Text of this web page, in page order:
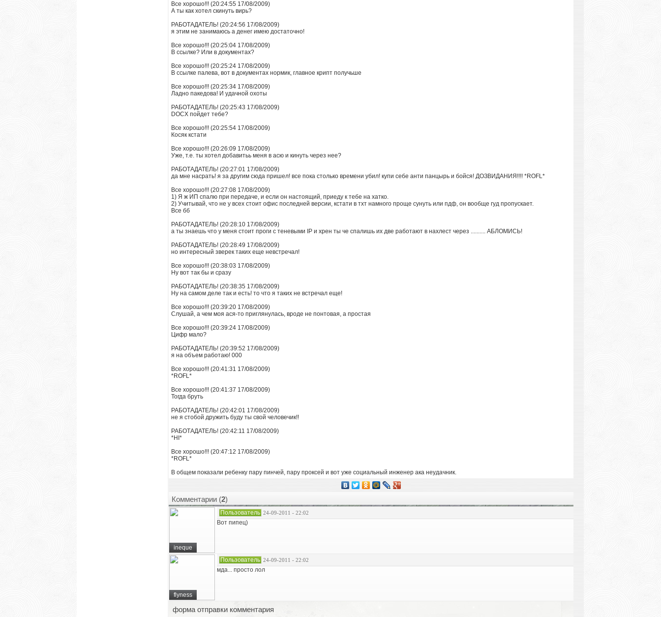
Все хорошо!!! (20:24:55 17/08/2009)
А ты как хотел скинуть вирь?
РАБОТАДАТЕЛЬ! (20:24:56 17/08/2009)
я этим не занимаюсь а денег имею достаточно!
Все хорошо!!! (20:25:04 17/08/2009)
В ссылке? Или в документах?
Все хорошо!!! (20:25:24 17/08/2009)
В ссылке палева, вот в документах нормик, главное крипт получьше
Все хорошо!!! (20:25:34 17/08/2009)
Ладно пакедова! И удачной охоты
РАБОТАДАТЕЛЬ! (20:25:43 17/08/2009)
DOCX пойдет тебе?
Все хорошо!!! (20:25:54 17/08/2009)
Косяк кстати
Все хорошо!!! (20:26:09 17/08/2009)
Уже, т.е. ты хотел добавитьь меня в асю и кинуть через нее?
РАБОТАДАТЕЛЬ! (20:27:01 17/08/2009)
да мне насрать! я за другим сюда пришел! все пока столько времени убил! купи себе анти панцырь и бойся! ДОЗВИДАНИЯ!!!! *ROFL*
Все хорошо!!! (20:27:08 17/08/2009)
1) Я ж ИП спалю при передаче, и если он настоящий, приеду к тебе на хатко.
2) Учитывай, что не у всех стоит офис последней версии, кстати в тхт намного проще сунуть или пдф, он вообще гуд пропускает.
Все бб
РАБОТАДАТЕЛЬ! (20:28:10 17/08/2009)
а ты знаешь что у меня стоит проги с теневыми IP и хрен ты че спалишь их две работают в нахлест через .......... АБЛОМИСЬ!
РАБОТАДАТЕЛЬ! (20:28:49 17/08/2009)
но интересный зверек таких еще невстречал!
Все хорошо!!! (20:38:03 17/08/2009)
Ну вот так бы и сразу
РАБОТАДАТЕЛЬ! (20:38:35 17/08/2009)
Ну на самом деле так и есть! то что я таких не встречал еще!
Все хорошо!!! (20:39:20 17/08/2009)
Слушай, а чем моя ася-то приглянулась, вроде не понтовая, а простая
Все хорошо!!! (20:39:24 17/08/2009)
Цифр мало?
РАБОТАДАТЕЛЬ! (20:39:52 17/08/2009)
я на объем работаю! 000
Все хорошо!!! (20:41:31 17/08/2009)
*ROFL*
Все хорошо!!! (20:41:37 17/08/2009)
Тогда бруть
РАБОТАДАТЕЛЬ! (20:42:01 17/08/2009)
не я стобой дружить буду ты свой человечик!!
РАБОТАДАТЕЛЬ! (20:42:11 17/08/2009)
*HI*
Все хорошо!!! (20:47:12 17/08/2009)
*ROFL*
В общем показали ребенку пару пинчей, пару проксей и вот уже социальный инженер ака неудачник.
Комментарии (2)
ineque
Пользователь 24-09-2011 - 22:02
Вот пипец)
flyness
Пользователь 24-09-2011 - 22:02
мда... просто лол
форма отправки комментария